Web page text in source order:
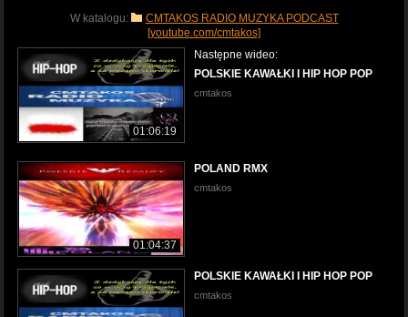
W katalogu:
CMTAKOS RADIO MUZYKA PODCAST
[youtube.com/cmtakos]
01:06:19
Następne wideo:
POLSKIE KAWAŁKI I HIP HOP POP
cmtakos
01:04:37
POLAND RMX
cmtakos
POLSKIE KAWAŁKI I HIP HOP POP
cmtakos